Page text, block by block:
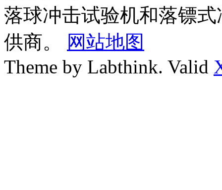
落球冲击试验机和落镖
供商。
网站地图
Theme by Labthink. Valid